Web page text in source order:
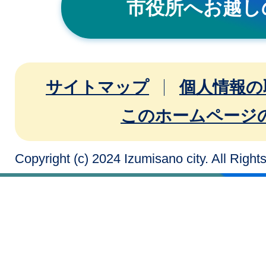
市役所へお越
サイトマップ
個人情報
このホームページ
Copyright (c) 2024 Izumisano city. All